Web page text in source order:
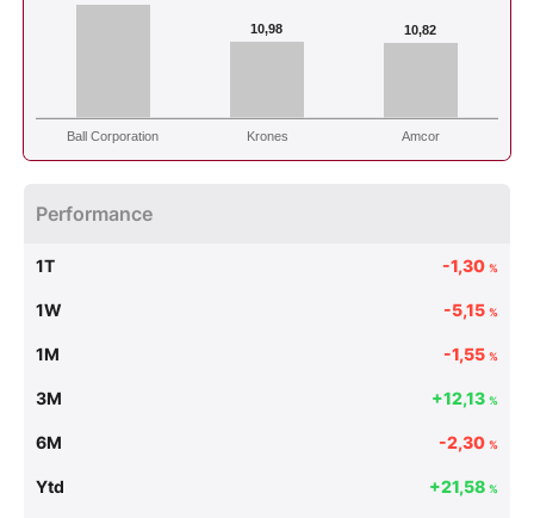
10,98 10,82
Ball Corporation Krones Amcor
Performance
1T -1,30 %
1W -5,15 %
1M -1,55 %
3M +12,13 %
6M -2,30 %
Ytd +21,58 %